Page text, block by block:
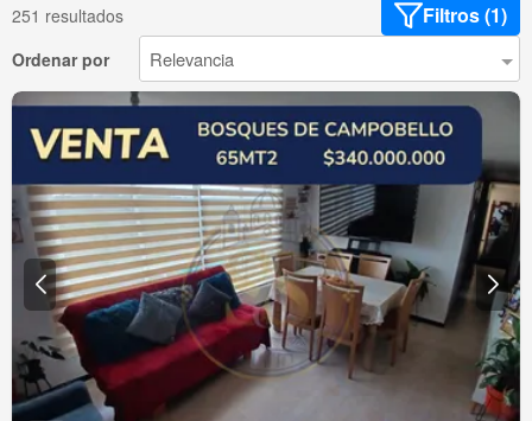
251 resultados Filtros (1)
Ordenar por